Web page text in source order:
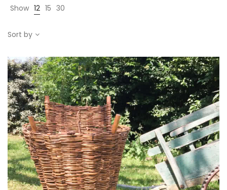
Show 12 15 30
Sort by